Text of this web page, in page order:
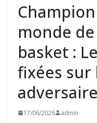
monde
basket :
fixées sur
17/06/2026 admin